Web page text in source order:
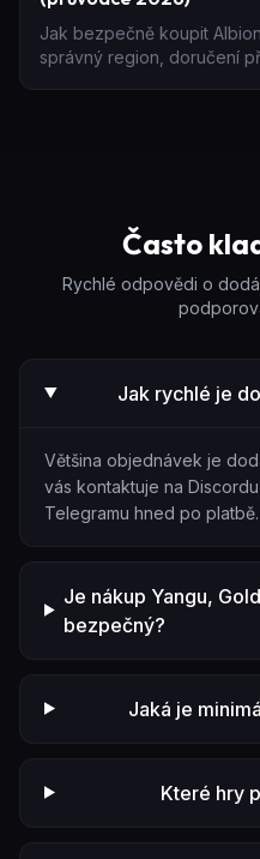
Jak bezpečně koupit
správný region, doručení
Často
Rychlé odpovědi o
Jak rychlé je
Většina objednávek je
vás kontaktuje na
Telegramu hned po platbě.
Je nákup Yangu,
bezpečný?
Jaká je
Které hry